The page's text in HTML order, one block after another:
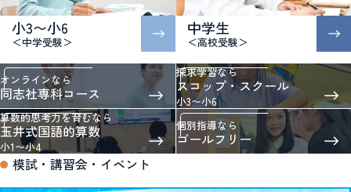
小3〜小6
＜中学受験＞
中学生
＜高校受験＞
オンラインなら
同志社専科コース
探求学習なら
スコップ・スクール
小3〜小6
算数的思考力を育むなら
玉井式国語的算数
小1〜小4
個別指導なら
ゴールフリー
模試・講習会・イベント